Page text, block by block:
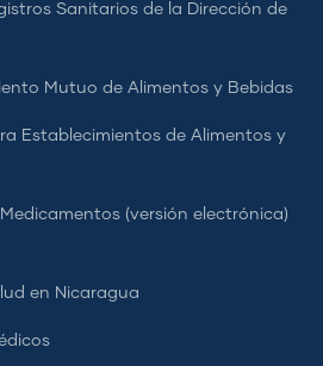
Sanitarios de la Dirección de
Mutuo de Alimentos y Bebidas
Establecimientos de Alimentos y
(versión electrónica)
en Nicaragua